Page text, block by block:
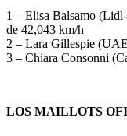
1 – Elisa Balsamo
de 42,043 km/h
2 – Lara Gillespie
3 – Chiara Consonni
LOS MAILLOTS